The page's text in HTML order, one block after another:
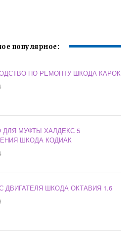
популярное:
ПО РЕМОНТУ ШКОДА КАРОК
ДЛЯ МУФТЫ ХАЛДЕКС 5
ШКОДА КОДИАК
ДВИГАТЕЛЯ ШКОДА ОКТАВИЯ 1.6